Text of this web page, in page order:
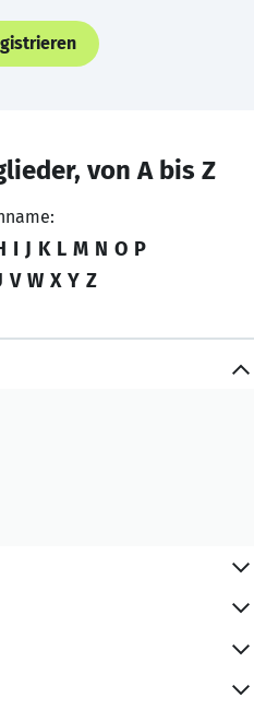
von A bis Z
I J K L M N O P
V W X Y Z